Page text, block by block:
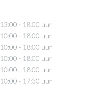
13:00 - 18:00 uur
10:00 - 18:00 uur
10:00 - 18:00 uur
10:00 - 18:00 uur
10:00 - 18:00 uur
10:00 - 17:30 uur